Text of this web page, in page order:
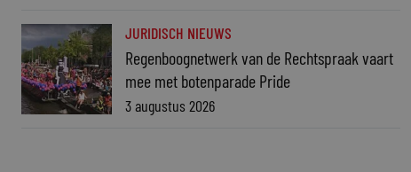
JURIDISCH NIEUWS
Regenboognetwerk van de Rechtspraak vaart
mee met botenparade Pride
3 augustus 2026